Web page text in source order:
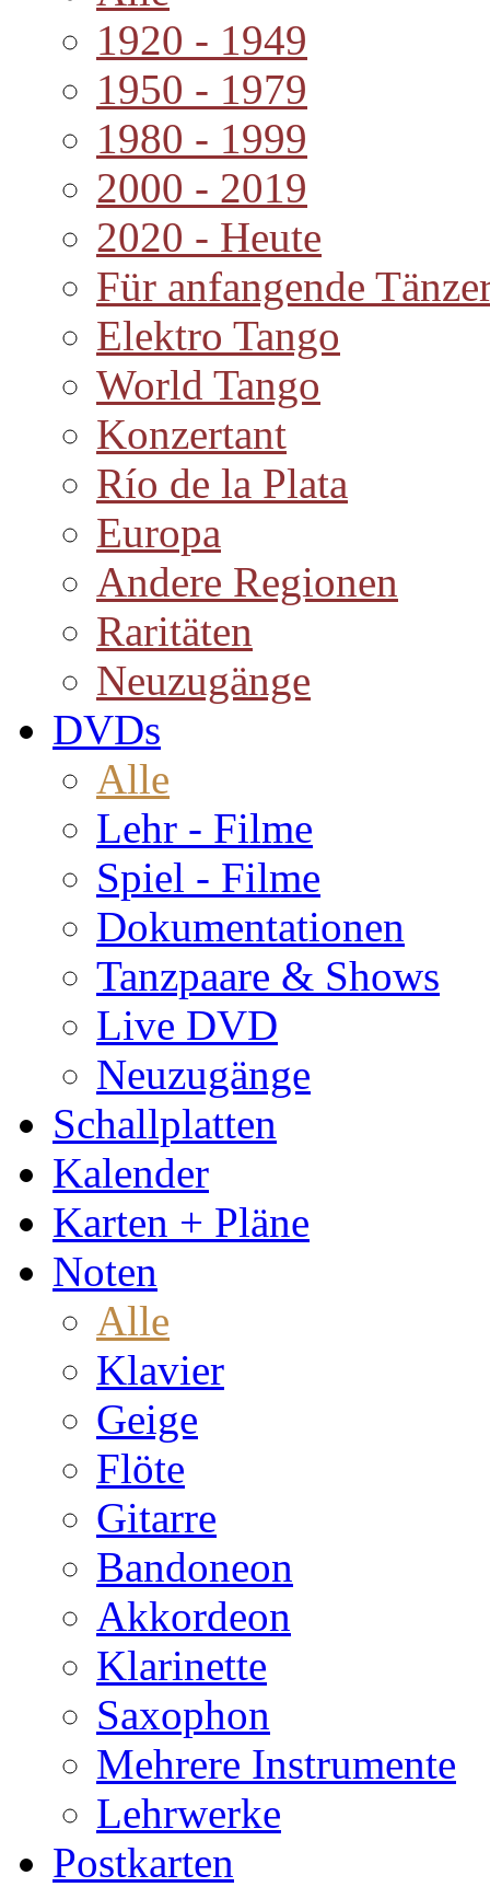
1920 - 1949
1950 - 1979
1980 - 1999
2000 - 2019
2020 - Heute
Für anfangende
Elektro Tango
World Tango
Konzertant
Río de la Plata
Europa
Andere Regionen
Raritäten
Neuzugänge
DVDs
Alle
Lehr - Filme
Spiel - Filme
Dokumentationen
Tanzpaare & Shows
Live DVD
Neuzugänge
Schallplatten
Kalender
Karten + Pläne
Noten
Alle
Klavier
Geige
Flöte
Gitarre
Bandoneon
Akkordeon
Klarinette
Saxophon
Mehrere Instrumente
Lehrwerke
Postkarten